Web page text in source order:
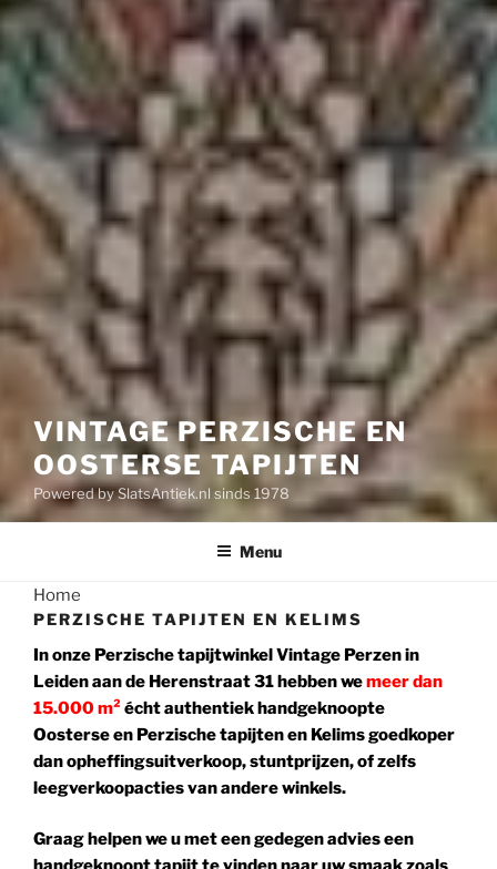
VINTAGE PERZISCHE EN
OOSTERSE TAPIJTEN
Powered by SlatsAntiek.nl sinds 1978
Menu
Home
PERZISCHE TAPIJTEN EN KELIMS
In onze Perzische tapijtwinkel Vintage Perzen in
Leiden aan de Herenstraat 31hebben wemeer dan
15.000 m²écht authentiek handgeknoopte
Oosterse en Perzische tapijten en Kelims goedkoper
dan opheffingsuitverkoop, stuntprijzen, of zelfs
leegverkoopacties van andere winkels.
Graag helpen we u met een gedegen advies een